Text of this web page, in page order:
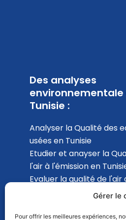
Gérer le
Pour offrir les meilleures expériences,
Des analyses
environnementale
Tunisie :
Analyser la Qualité des
usées en Tunisie
Etudier et anayser la
l'air à l'émission en
Evaluer la qualité de
environnemental en